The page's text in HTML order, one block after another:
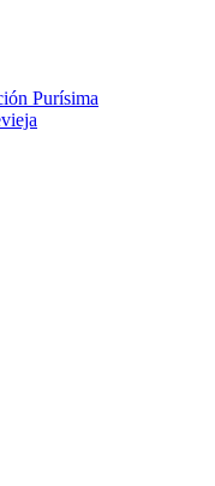
Purísima